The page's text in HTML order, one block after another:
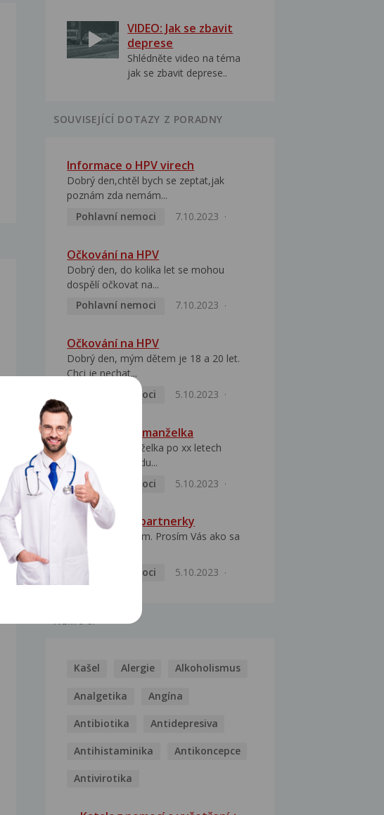
VIDEO: Jak se zbavit
deprese
Shlédněte video na téma
jak se zbavit deprese..
SOUVISEJÍCÍ DOTAZY Z PORADNY
Informace o HPV virech
Dobrý den,chtěl bych se zeptat,jak
poznám zda nemám...
Pohlavní nemoci
7.10.2023
Očkování na HPV
Dobrý den, do kolika let se mohou
dospělí očkovat na...
Pohlavní nemoci
7.10.2023
Očkování na HPV
Dobrý den, mým dětem je 18 a 20 let.
Chci je nechat...
Pohlavní nemoci
5.10.2023
HPV pozitivní manželka
Dobrý den, manželka po xx letech
přivezla z Východu...
Pohlavní nemoci
5.10.2023
HPV typ 52 u partnerky
Dobrý deň prajem. Prosím Vás ako sa
Pohlavní nemoci
5.10.2023
NEMOCI
Kašel Alergie Alkoholismus
Analgetika Angína
Antibiotika Antidepresiva
Antihistaminika Antikoncepce
Antivirotika